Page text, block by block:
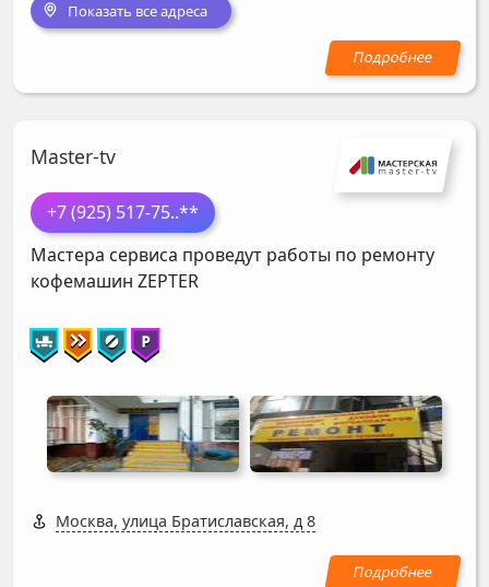
Показать все адреса
Master-tv
+7 (925) 517-75..**
Мастера сервиса проведут работы по ремонту
кофемашин ZEPTER
Москва, улица Братиславская, д 8